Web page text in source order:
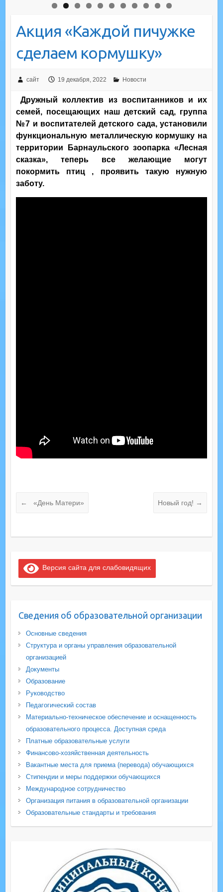
Акция «Каждой пичужке
сделаем кормушку»
сайт 19 декабря, 2022 Новости
Дружный коллектив из воспитанников и их
семей, посещающих наш детский сад, группа
№7 и воспитателей детского сада, установили
функциональную металлическую кормушку на
территории Барнаульского зоопарка «Лесная
сказка», теперь все желающие могут
покормить птиц , проявить такую нужную
заботу.
← «День Матери» Новый год! →
Версия сайта для слабовидящих
Сведения об образовательной организации
Основные сведения
Структура и органы управления образовательной
организацией
Документы
Образование
Руководство
Педагогический состав
Материально-техническое обеспечение и оснащенность
образовательного процесса. Доступная среда
Платные образовательные услуги
Финансово-хозяйственная деятельность
Вакантные места для приема (перевода) обучающихся
Стипендии и меры поддержки обучающихся
Международное сотрудничество
Организация питания в образовательной организации
Образовательные стандарты и требования